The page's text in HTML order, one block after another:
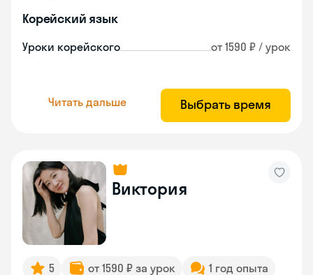
Корейский язык
Уроки корейского от 1590 ₽ / урок
Читать дальше Выбрать время
Виктория
5 от 1590 ₽ за урок 1 год опыта